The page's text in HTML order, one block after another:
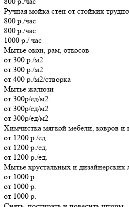
Ручная мойка стен от стойких
800 р./час
800 р./час
1000 р./ час
Мытье окон, рам, откосов
от 300 р./м2
от 300 р./м2
от 400 р./м2/створка
Мытье жалюзи
от 300р/ед/м2
от 300р/ед/м2
от 300р/ед/м2
Химчистка мягкой мебели, ковров и
от 1200 р./ед.
от 1200 р./ед.
от 1200 р./ед.
Мытье хрустальных и дизайнерских
от 1000 р.
от 1000 р.
от 1000 р.